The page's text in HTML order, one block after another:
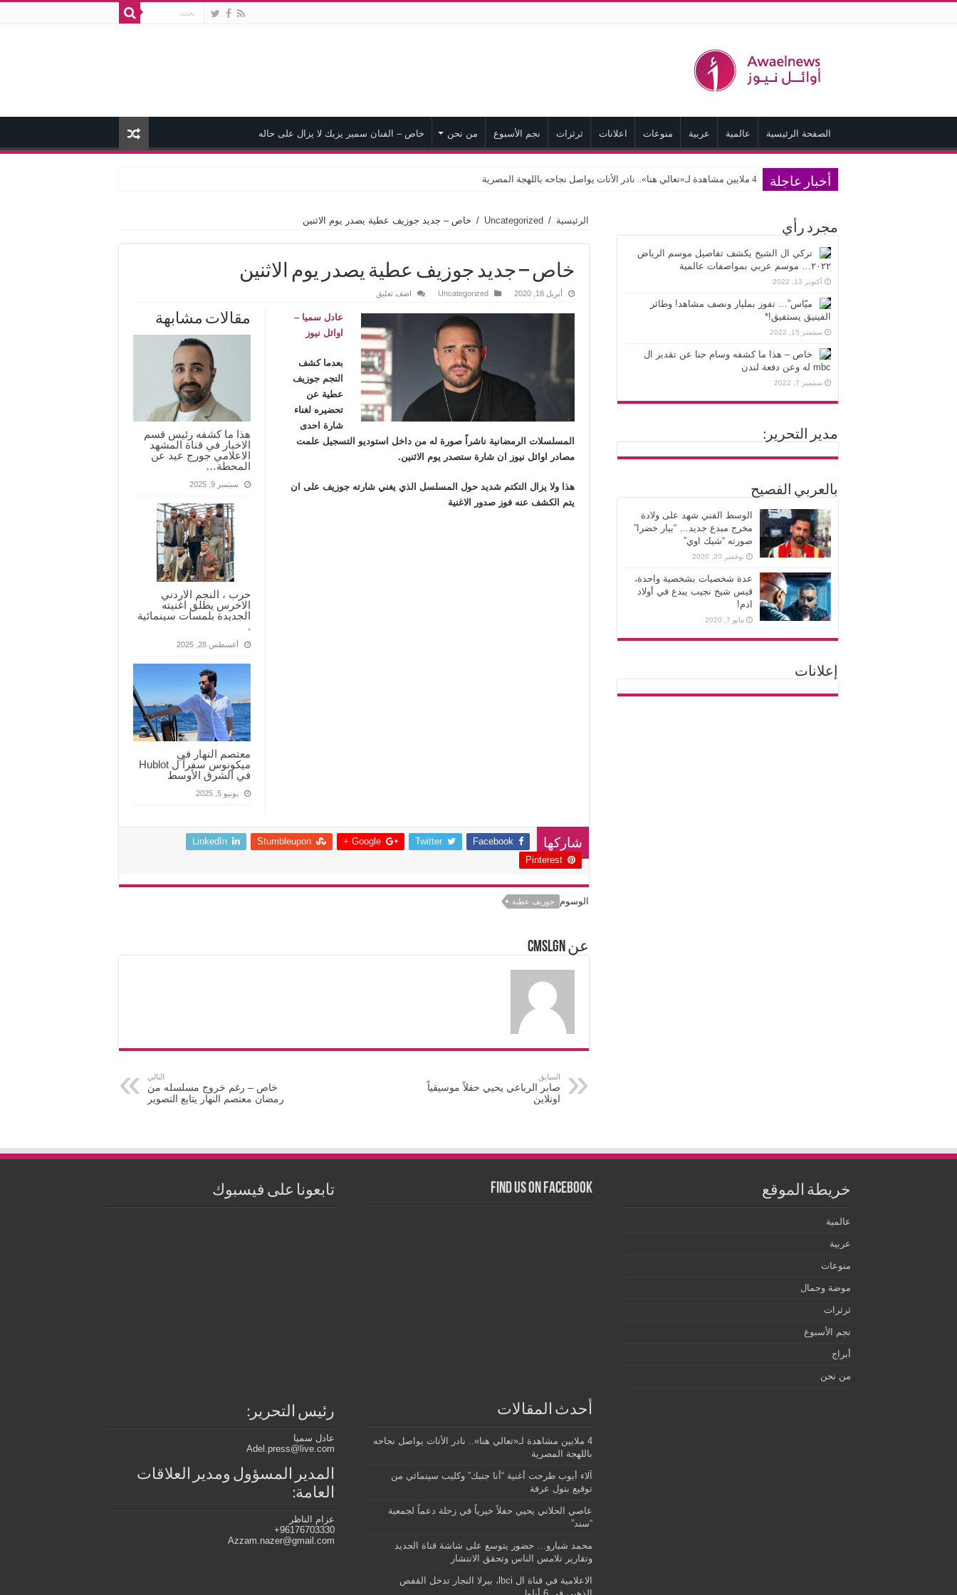
الصفحة الرئيسية عالمية عربية منوعات اعلانات ثرثرات نجم الأسبوع من نحن خاص – الفنان سمير يزبك لا يزال على حاله
أخبار عاجلة 4 ملايين مشاهدة لـ«تعالي هنا».. نادر الأتات يواصل نجاحه باللهجة المصرية
الرئيسية /
Uncategorized
/ خاص – جديد جوزيف عطية يصدر يوم الاثنين
خاص – جديد جوزيف عطية يصدر يوم الاثنين
أبريل 18, 2020 Uncategorized اضف تعليق
مقالات مشابهة
هذا ما كشفه رئيس قسم
الاخبار في قناة المشهد
الاعلامي جورج عيد عن
المحطة…
سبتمبر 9, 2025
حرب ، النجم الاردني
الاخرس يطلق اغنيته
الجديدة بلمسات سينمائية
.
أغسطس 28, 2025
معتصم النهار في
ميكونوس سفراً ل Hublot
في الشرق الأوسط
يونيو 5, 2025
عادل سميا –
اوائل نيوز
بعدما كشف
النجم جوزيف
عطية عن
تحضيره لغناء
شارة احدى
المسلسلات الرمضانية ناشراً صورة له من داخل استوديو التسجيل علمت
مصادر اوائل نيوز ان شارة ستصدر يوم الاثنين.
هذا ولا يزال التكتم شديد حول المسلسل الذي يغني شارته جوزيف على ان
يتم الكشف عنه فوز صدور الاغنية
شاركها Facebook
Twitter
Google +
Stumbleupon
LinkedIn
Pinterest
الوسوم جوزيف عطية
عن cmslgn
السابق
صابر الرباعي يحيي حفلاً موسيقياً
اونلاين
التالي
خاص – رغم خروج مسلسله من
رمضان معتصم النهار يتابع التصوير
مجرد رأي
تركي ال الشيخ يكشف تفاصيل موسم الرياض
٢٠٢٢… موسم عربي بمواصفات عالمية
أكتوبر 13, 2022
ميّاس”… تفوز بمليار ونصف مشاهد! وطائر
الفينيق يستفيق!*
سبتمبر 15, 2022
خاص – هذا ما كشفه وسام حنا عن تقدير ال
mbc له وعن دفعة لندن
سبتمبر 7, 2022
مدير التحرير:
بالعربي الفصيح
الوسط الفني شهد على ولادة
مخرج مبدع جديد… “بيار خضرا”
صورته “شيك اوي”
نوفمبر 20, 2020
عدة شخصيات بشخصية واحدة،
قيس شيخ نجيب يبدع في أولاد
ادم!
مايو 7, 2020
إعلانات
خريطة الموقع
عالمية
عربية
منوعات
موضة وجمال
ثرثرات
نجم الأسبوع
أبراج
من نحن
Find us on Facebook
أحدث المقالات
4 ملايين مشاهدة لـ«تعالي هنا».. نادر الأتات يواصل نجاحه
باللهجة المصرية
آلاء أيوب طرحت أغنية “أنا جنبك” وكليب سينمائي من
توقيع بتول عرفة
عاصي الحلاني يحيي حفلاً خيرياً في زحلة دعماً لجمعية
“سند”
محمد شبارو… حضور يتوسع على شاشة قناة الجديد
وتقارير تلامس الناس وتحقق الانتشار
الاعلامية في قناة ال lbci، بيرلا النجار تدخل القفص
تابعونا على فيسبوك
رئيس التحرير:
عادل سميا
Adel.press@live.com
المدير المسؤول ومدير العلاقات
العامة:
عزام الناظر
96176703330+
Azzam.nazer@gmail.com